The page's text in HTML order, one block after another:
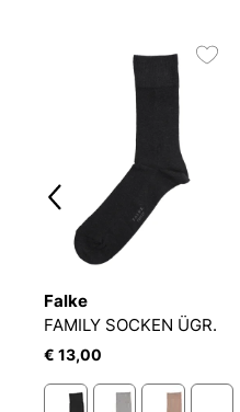
Falke
FAMILY SOCKEN ÜGR.
€ 13,00